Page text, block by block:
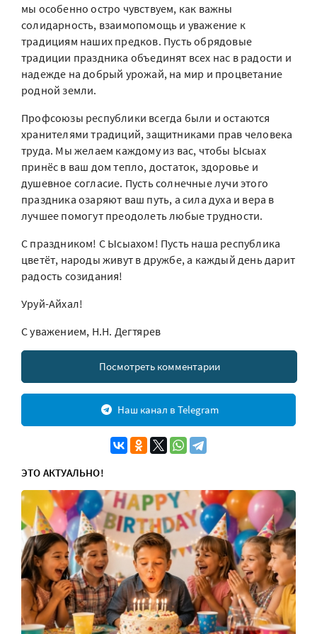
мы особенно остро чувствуем, как важны
солидарность, взаимопомощь и уважение к
традициям наших предков. Пусть обрядовые
традиции праздника объединят всех нас в радости и
надежде на добрый урожай, на мир и процветание
родной земли.
Профсоюзы республики всегда были и остаются
хранителями традиций, защитниками прав человека
труда. Мы желаем каждому из вас, чтобы Ысыах
принёс в ваш дом тепло, достаток, здоровье и
душевное согласие. Пусть солнечные лучи этого
праздника озаряют ваш путь, а сила духа и вера в
лучшее помогут преодолеть любые трудности.
С праздником! С Ысыахом! Пусть наша республика
цветёт, народы живут в дружбе, а каждый день дарит
радость созидания!
Уруй-Айхал!
С уважением, Н.Н. Дегтярев
Посмотреть комментарии
Наш канал в Telegram
ЭТО АКТУАЛЬНО!